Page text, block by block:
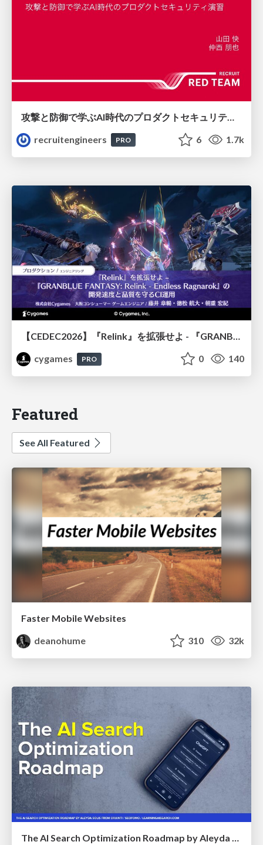
recruitengineers
PRO 6 1.7k
【CEDEC2026】『Relink』を拡張せよ - 『GRANBLUE FANTASY: Relink - Endless Ragnarok』の開発速度と品質を守るCI運用
cygames
PRO 0 140
Featured
See All Featured
Faster Mobile Websites
deanohume
310 32k
The AI Search Optimization Roadmap by Aleyda Solis